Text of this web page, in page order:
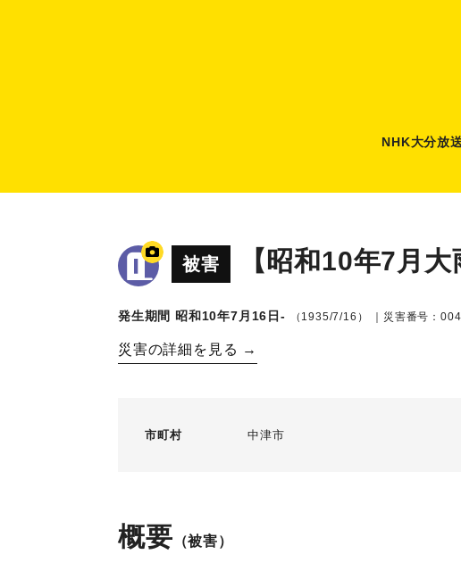
NHK大分放
被害 【昭和10年7月
発生期間 昭和10年7月16日- （1935/7/16） ｜災害番号：
災害の詳細を見る →
市町村 中津市
概要 （被害）